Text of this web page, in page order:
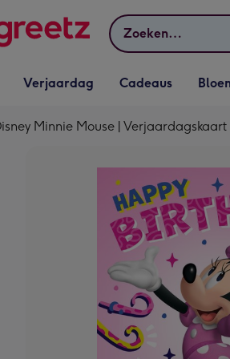
Zoeken
Vervolgkeuzelijst
Verjaardag openen
Verjaardag
Vervolgkeuzelijst
Cadeaus openen
Cadeaus
Bloemen
Minnie Mouse |